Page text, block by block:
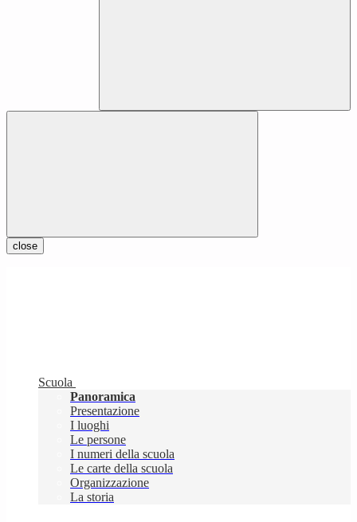
close
Scuola
Panoramica
Presentazione
I luoghi
Le persone
I numeri della scuola
Le carte della scuola
Organizzazione
La storia